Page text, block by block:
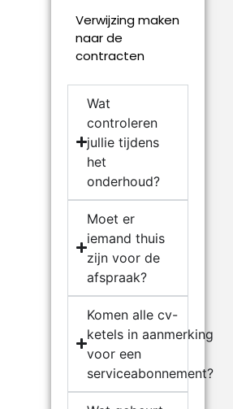
Verwijzing maken
naar de
contracten
Wat
controleren
jullie tijdens
het
onderhoud?
Moet er
iemand thuis
zijn voor de
afspraak?
Komen alle cv-
ketels in aanmerking
voor een
serviceabonnement?